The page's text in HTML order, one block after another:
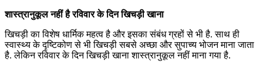
शास्त्रानुकूल नहीं है रविवार के दिन खिचड़ी खाना
खिचड़ी का विशेष धार्मिक महत्व है और इसका संबंध ग्रहों से भी है. साथ ही
स्वास्थ्य के दृष्टिकोण से भी खिचड़ी सबसे अच्छा और सुपाच्य भोजन माना जाता
है. लेकिन रविवार के दिन खिचड़ी खाना शास्त्रानुकूल नहीं माना गया है.